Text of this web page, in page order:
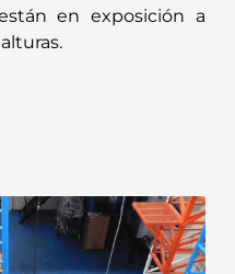
en exposición a